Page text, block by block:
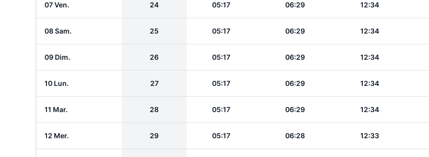
07 Ven. 24 05:17 06:29 12:34
08 Sam. 25 05:17 06:29 12:34
09 Dim. 26 05:17 06:29 12:34
10 Lun. 27 05:17 06:29 12:34
11 Mar. 28 05:17 06:29 12:34
12 Mer. 29 05:17 06:28 12:33